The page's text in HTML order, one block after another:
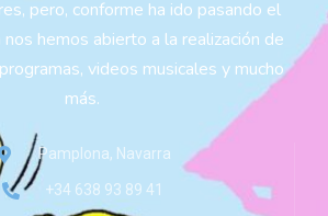
pero, conforme ha ido pasando el
hemos abierto a la realización de
videos musicales y mucho
más.
Pamplona, Navarra
+34 638 93 89 41